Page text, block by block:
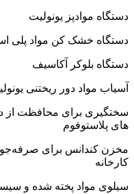
دستگاه موادپز یونولیت
دستگاه خشک کن مواد پلی
دستگاه بلوکر آکاسیف
آسیاب مواد دور ریختنی
سختگیری برای محافظت از
های پلاستوفوم
مخزن کندانس برای
کارخانه
سیلوی مواد پخته شده و